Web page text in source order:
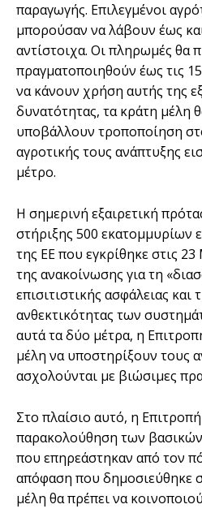
παραγωγής. Επιλεγμένοι
μπορούσαν να λάβουν έως
αντίστοιχα. Οι πληρωμές θα
πραγματοποιηθούν έως τις
να κάνουν χρήση αυτής της
δυνατότητας, τα κράτη μέλη
υποβάλλουν τροποποίηση
αγροτικής τους ανάπτυξης
μέτρο.
Η σημερινή εξαιρετική
στήριξης 500 εκατομμυρίων
της ΕΕ που εγκρίθηκε στις
της ανακοίνωσης για τη
επισιτιστικής ασφάλειας και
ανθεκτικότητας των
αυτά τα δύο μέτρα, η
μέλη να υποστηρίξουν τους
ασχολούνται με βιώσιμες
Στο πλαίσιο αυτό, η Επιτροπή
παρακολούθηση των
που επηρεάστηκαν από τον
απόφαση που δημοσιεύθηκε
μέλη θα πρέπει να